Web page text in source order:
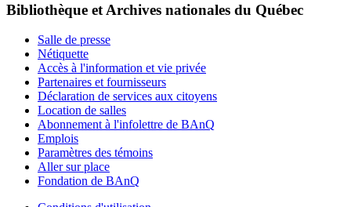
Bibliothèque et Archives nationales du Québec
Salle de presse
Nétiquette
Accès à l'information et vie privée
Partenaires et fournisseurs
Déclaration de services aux citoyens
Location de salles
Abonnement à l'infolettre de BAnQ
Emplois
Paramètres des témoins
Aller sur place
Fondation de BAnQ